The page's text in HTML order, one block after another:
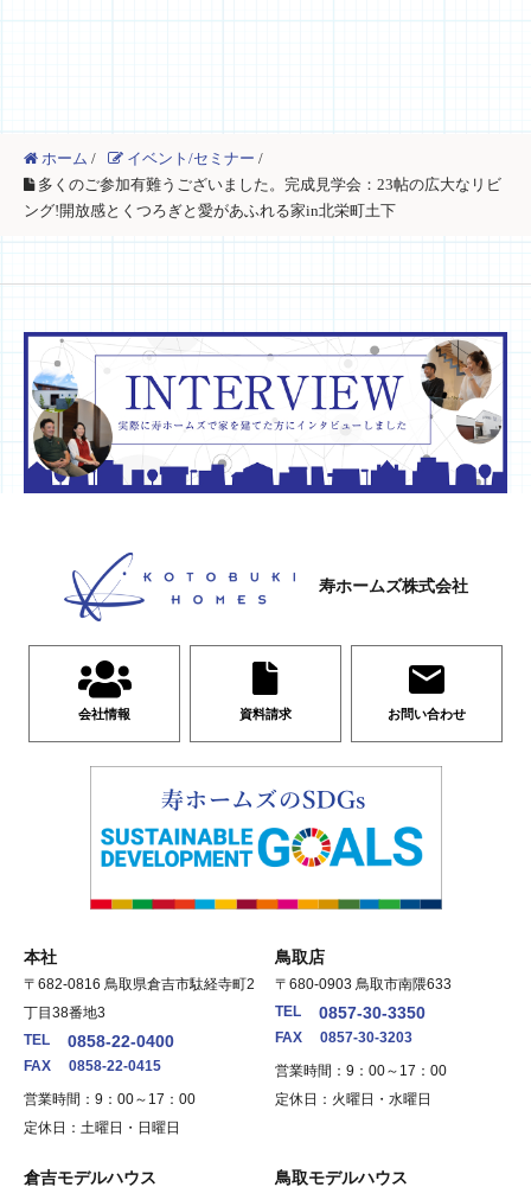
ホーム / イベント/セミナー /
多くのご参加有難うございました。完成見学会：23帖の広大なリビ
ング!開放感とくつろぎと愛があふれる家in北栄町土下
寿ホームズ株式会社
会社情報 資料請求 お問い合わせ
本社
〒682-0816 鳥取県倉吉市駄経寺町2
丁目38番地3
TEL
0858-22-0400
FAX
0858-22-0415
営業時間：9：00～17：00
定休日：土曜日・日曜日
鳥取店
〒680-0903 鳥取市南隈633
TEL
0857-30-3350
FAX
0857-30-3203
営業時間：9：00～17：00
定休日：火曜日・水曜日
倉吉モデルハウス 鳥取モデルハウス